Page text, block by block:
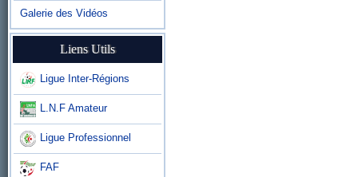
Galerie des Vidéos
Liens Utils
Ligue Inter-Régions
L.N.F Amateur
Ligue Professionnel
FAF